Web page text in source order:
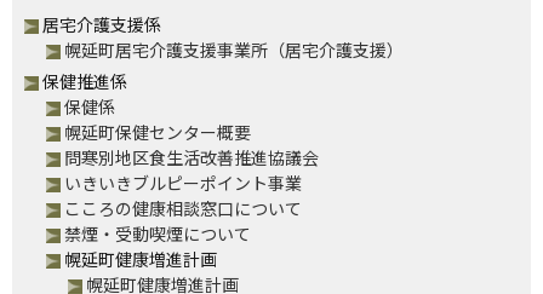
居宅介護支援係
幌延町居宅介護支援事業所（居宅介護支援）
保健推進係
保健係
幌延町保健センター概要
問寒別地区食生活改善推進協議会
いきいきブルピーポイント事業
こころの健康相談窓口について
禁煙・受動喫煙について
幌延町健康増進計画
幌延町健康増進計画